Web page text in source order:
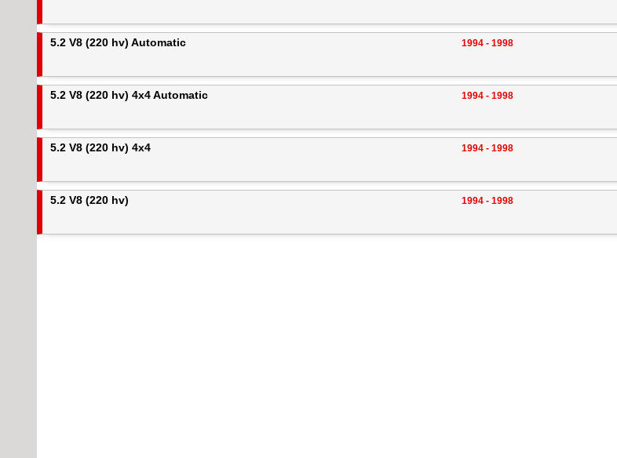
5.2 V8 (220 hv) Automatic 1994 - 1998
5.2 V8 (220 hv) 4x4 Automatic 1994 - 1998
5.2 V8 (220 hv) 4x4 1994 - 1998
5.2 V8 (220 hv) 1994 - 1998